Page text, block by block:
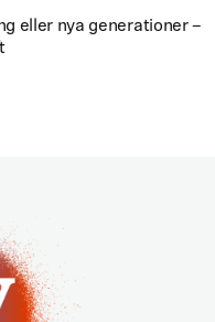
eller nya generationer –